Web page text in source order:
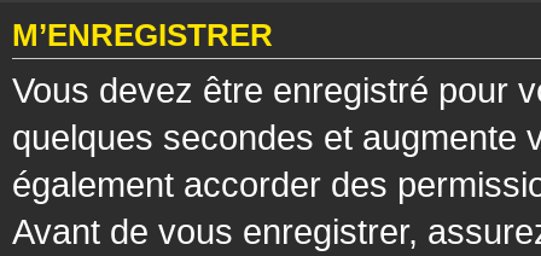
M’ENREGISTRER
Vous devez être enregistré pour
quelques secondes et augmente
également accorder des
Avant de vous enregistrer,